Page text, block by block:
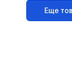
Еще